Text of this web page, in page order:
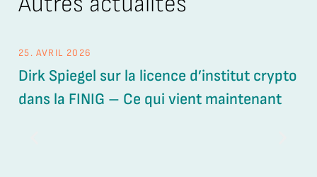
25. AVRIL 2026
Dirk Spiegel sur la licence d’institut crypto
dans la FINIG – Ce qui vient maintenant